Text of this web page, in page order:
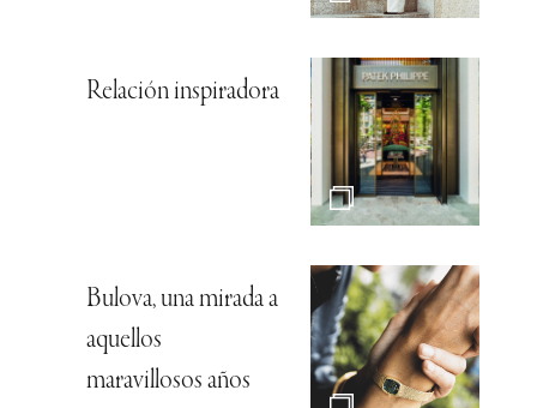
Relación inspiradora
Bulova, una mirada a
aquellos
maravillosos años